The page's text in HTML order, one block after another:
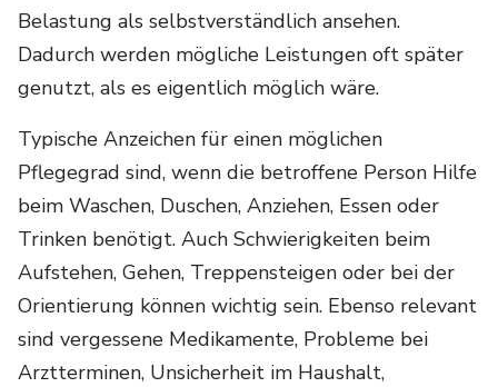
Belastung als selbstverständlich ansehen.
Dadurch werden mögliche Leistungen oft später
genutzt, als es eigentlich möglich wäre.
Typische Anzeichen für einen möglichen
Pflegegrad sind, wenn die betroffene Person Hilfe
beim Waschen, Duschen, Anziehen, Essen oder
Trinken benötigt. Auch Schwierigkeiten beim
Aufstehen, Gehen, Treppensteigen oder bei der
Orientierung können wichtig sein. Ebenso relevant
sind vergessene Medikamente, Probleme bei
Arztterminen, Unsicherheit im Haushalt,